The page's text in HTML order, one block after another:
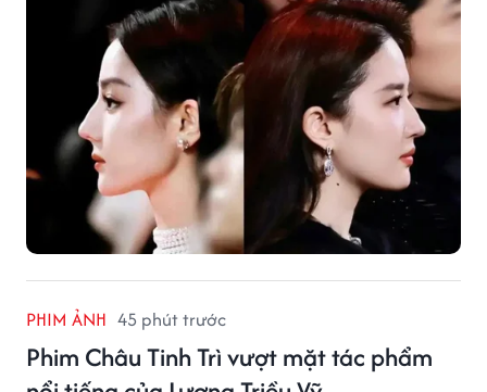
PHIM ẢNH 45 phút trước
Phim Châu Tinh Trì vượt mặt tác phẩm